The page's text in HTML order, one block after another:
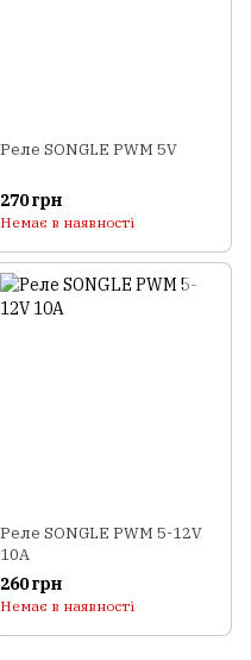
Реле SONGLE PWM 5V
270 грн
Немає в наявності
Реле SONGLE PWM 5-12V
10A
260 грн
Немає в наявності